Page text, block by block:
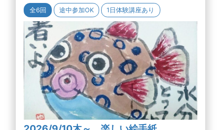
全6回 途中参加OK 1日体験講座あり